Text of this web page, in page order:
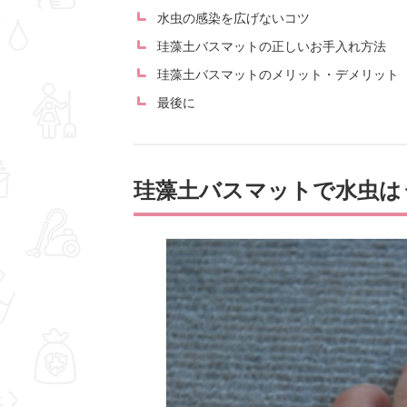
水虫の感染を広げないコツ
珪藻土バスマットの正しいお手入れ方法
珪藻土バスマットのメリット・デメリット
最後に
珪藻土バスマットで水虫